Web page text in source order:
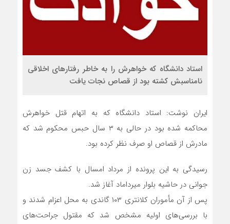
استاد دانشگاه که خواهرش را به خاطر رفتارهای اخلاقی
نامناسبش کشته بود از قصاص نجات یافت
ایران نوشت: استاد دانشگاه که به اتهام قتل خواهرش
محاکمه شده بود در حالی به ۳ سال حبس محکوم شد که
مادرش از قصاص او صرف نظر کرده بود.
رسیدگی به این پرونده از مرداد امسال با کشف جسد زن
جوانی در حاشیه بلوار میرداماد آغاز شد.
پس از آن مأموران کلانتری ۱۰۳ گاندی به محل اعزام شدند و
با بررسی‌های اولیه مشخص شد که مقتول جراحت‌های